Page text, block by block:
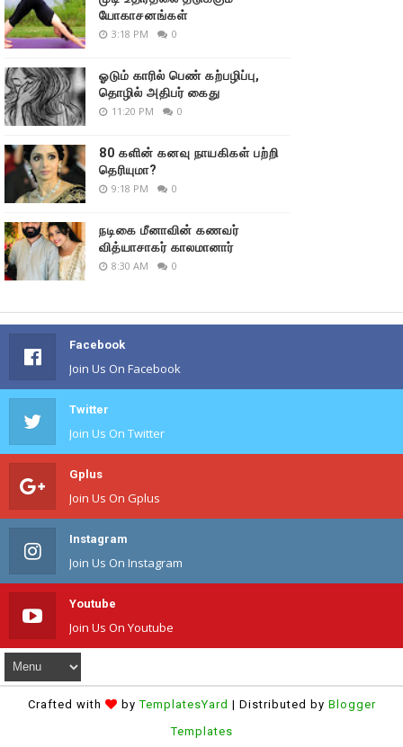
யோகாசனங்கள்
3:18 PM 0
ஓடும் காரில் பெண் கற்பழிப்பு,
தொழில் அதிபர் கைது
11:20 PM 0
80 களின் கனவு நாயகிகள் பற்றி
தெரியுமா?
9:18 PM 0
நடிகை மீனாவின் கணவர்
வித்யாசாகர் காலமானார்
8:30 AM 0
Facebook
Join Us On Facebook
Twitter
Join Us On Twitter
Gplus
Join Us On Gplus
Instagram
Join Us On Instagram
Youtube
Join Us On Youtube
Crafted with byTemplatesYard | Distributed by Blogger
Templates